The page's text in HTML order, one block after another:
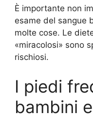
È importante non
esame del sangue
molte cose. Le
«miracolosi» sono
rischiosi.
I piedi
bambini